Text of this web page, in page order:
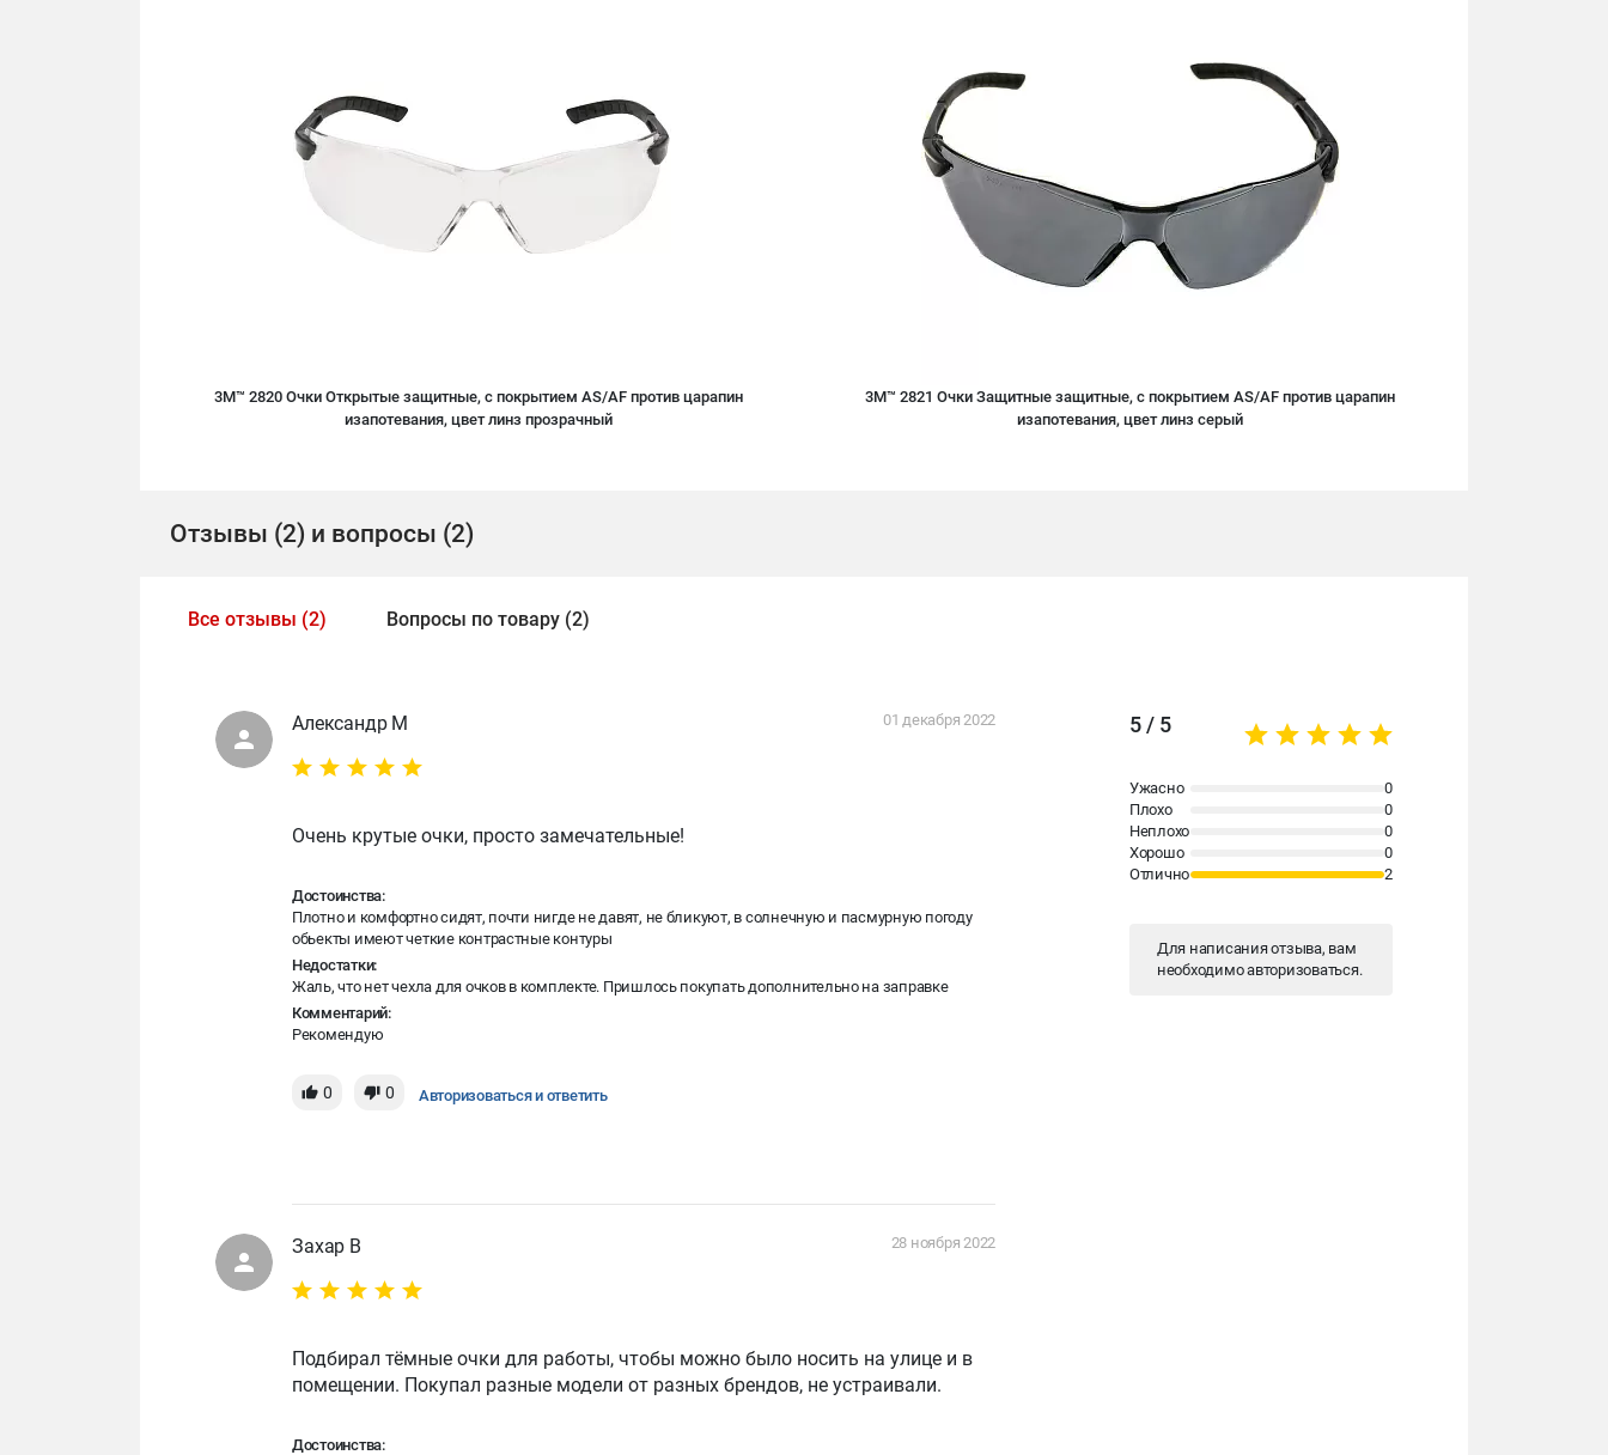
3M™ 2820 Очки Открытые защитные, с покрытием AS/AF против царапин
изапотевания, цвет линз прозрачный
3M™ 2821 Очки Защитные защитные, с покрытием AS/AF против царапин
изапотевания, цвет линз серый
Отзывы (2) и вопросы (2)
Все отзывы (2) Вопросы по товару (2)
Александр М 01 декабря 2022
Очень крутые очки, просто замечательные!
Достоинства:
Плотно и комфортно сидят, почти нигде не давят, не бликуют, в солнечную и пасмурную погоду
обьекты имеют четкие контрастные контуры
Недостатки:
Жаль, что нет чехла для очков в комплекте. Пришлось покупать дополнительно на заправке
Комментарий:
Рекомендую
0 0 Авторизоваться и ответить
Захар В 28 ноября 2022
Подбирал тёмные очки для работы, чтобы можно было носить на улице и в
помещении. Покупал разные модели от разных брендов, не устраивали.
Достоинства:
5 / 5
Ужасно
0
Плохо
0
Неплохо
0
Хорошо
0
Отлично
2
Для написания отзыва, вам
необходимоавторизоваться.